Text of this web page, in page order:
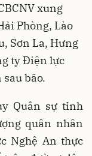
xung
Phòng, Lào
Sơn La, Hưng
ty Điện lực
bão.
Quân sự tỉnh
quân nhân
Nghệ An thực